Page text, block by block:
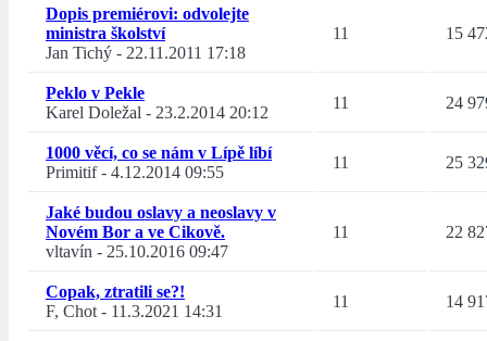
Dopis premiérovi: odvolejte
ministra školství
Jan Tichý - 22.11.2011 17:18
11 15
Peklo v Pekle
Karel Doležal - 23.2.2014 20:12
11 24
1000 věcí, co se nám v Lípě líbí
Primitif- 4.12.2014 09:55
11 25
Jaké budou oslavy a neoslavy v
Novém Bor a ve Cikově.
vltavín - 25.10.2016 09:47
11 22
Copak, ztratili se?!
F, Chot- 11.3.2021 14:31
11 14